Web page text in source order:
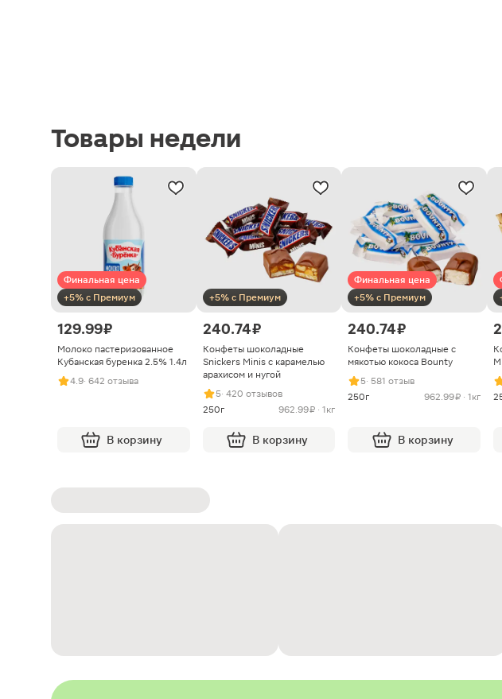
Товары недели
Финальная цена
+5% с Премиум
129.99 ₽
Молоко пастеризованное
Кубанская буренка 2.5% 1.4л
4.9· 642 отзыва
В корзину
+5% с Премиум
240.74 ₽
Конфеты шоколадные
Snickers Minis с карамелью
арахисом и нугой
5· 420 отзывов
250г
962.99 ₽ · 1кг
В корзину
Финальная цена
+5% с Премиум
240.74 ₽
Конфеты шоколадные с
мякотью кокоса Bounty
5· 581 отзыв
250г
962.99 ₽ · 1кг
В корзину